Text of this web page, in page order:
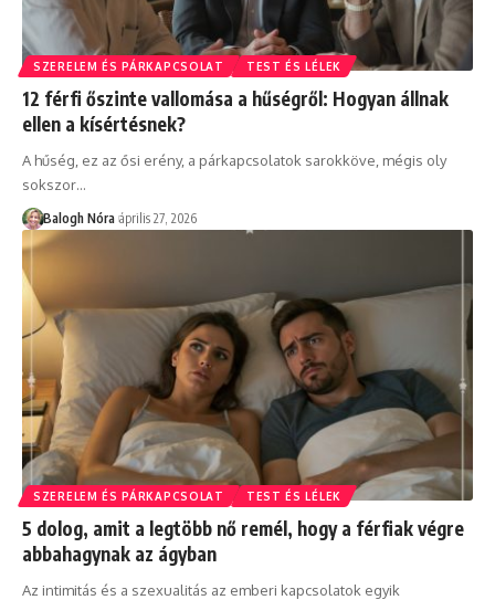
SZERELEM ÉS PÁRKAPCSOLAT TEST ÉS LÉLEK
12 férfi őszinte vallomása a hűségről: Hogyan állnak
ellen a kísértésnek?
A hűség, ez az ősi erény, a párkapcsolatok sarokköve, mégis oly
sokszor…
Balogh Nóra április 27, 2026
SZERELEM ÉS PÁRKAPCSOLAT TEST ÉS LÉLEK
5 dolog, amit a legtöbb nő remél, hogy a férfiak végre
abbahagynak az ágyban
Az intimitás és a szexualitás az emberi kapcsolatok egyik